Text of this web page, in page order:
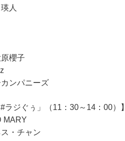
人
櫻子
ンパニーズ
ラジぐぅ」（11：30～14：00）】
・チャン